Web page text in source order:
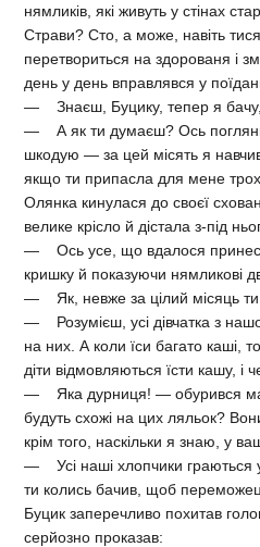
нямликів, які живуть у стінах
Страви? Сто, а може, навіть
перетвориться на здорованя і
день у день вправлявся у
— Знаєш, Буцику, тепер я
— А як ти думаєш? Ось поглянь,
шкодую — за цей місять я
якщо ти припасла для мене
Олянка кинулася до своєї
велике крісло й дістала з-під
— Ось усе, що вдалося
кришку й показуючи нямликові
— Як, невже за цілий місяць ти
— Розумієш, усі дівчатка з
на них. А коли їси багато
діти відмовляються їсти кашу, і
— Яка дурниця! — обурився
будуть схожі на цих ляльок?
крім того, наскільки я знаю, у
— Усі наші хлопчики граються у
ти колись бачив, щоб
Буцик заперечливо похитав
серйозно проказав: